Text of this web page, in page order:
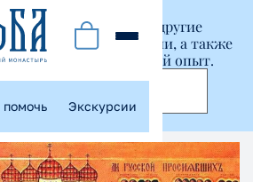
помочь Экскурсии
куки-файлы и другие
помочь вам в навигации, а также
пользовательский опыт.